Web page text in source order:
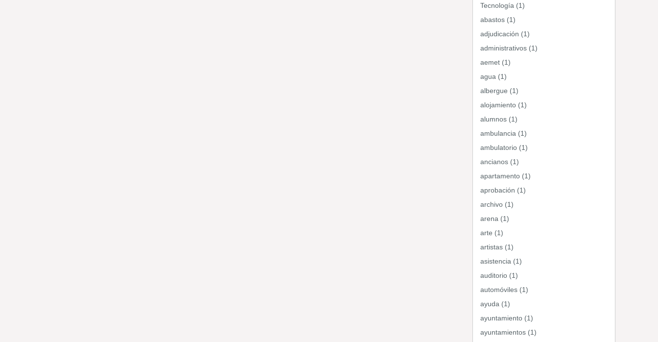
Tecnología (1)
abastos (1)
adjudicación (1)
administrativos (1)
aemet (1)
agua (1)
albergue (1)
alojamiento (1)
alumnos (1)
ambulancia (1)
ambulatorio (1)
ancianos (1)
apartamento (1)
aprobación (1)
archivo (1)
arena (1)
arte (1)
artistas (1)
asistencia (1)
auditorio (1)
automóviles (1)
ayuda (1)
ayuntamiento (1)
ayuntamientos (1)